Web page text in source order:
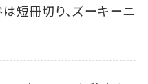
短冊切り、ズーキーニ